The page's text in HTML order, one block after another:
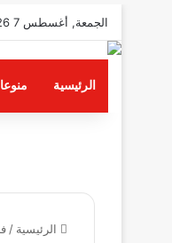
الجمعة, أغسطس 7 2026
الرئيسية
الرئيسية /